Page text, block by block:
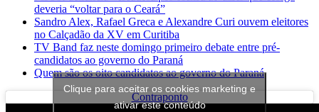
deveria “voltar para o Ceará”
Sandro Alex, Rafael Greca e Alexandre Curi ouvem eleitores
no Calçadão da XV em Curitiba
TV Band faz neste domingo primeiro debate entre pré-
candidatos ao governo do Paraná
Quem são os oito candidatos ao governo do Paraná
Contraponto
Clique para aceitar os cookies marketing e
ativar este conteúdo